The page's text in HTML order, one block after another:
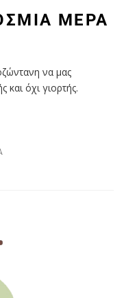
ΜΈΡΑ
να μας
και όχι γιορτής.